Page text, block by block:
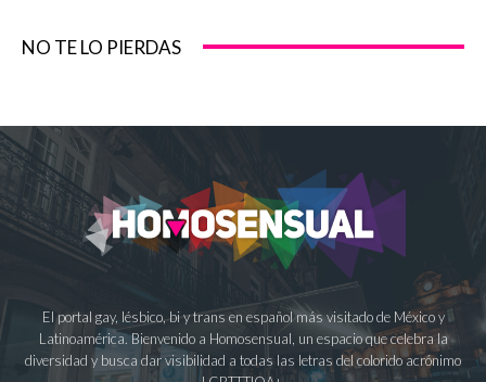
NO TE LO PIERDAS
El portal gay, lésbico, bi y trans en español más visitado de México y
Latinoamérica. Bienvenido a Homosensual, un espacio que celebra la
diversidad y busca dar visibilidad a todas las letras del colorido acrónimo